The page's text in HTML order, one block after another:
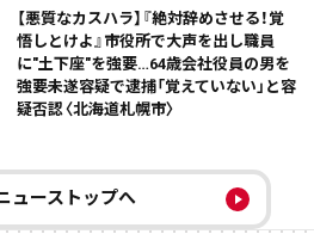
【悪質なカスハラ】『絶対辞めさせる！覚
悟しとけよ』市役所で大声を出し職員
に"土下座"を強要…64歳会社役員の男を
強要未遂容疑で逮捕「覚えていない」と容
疑否認〈北海道札幌市〉
ューストップへ